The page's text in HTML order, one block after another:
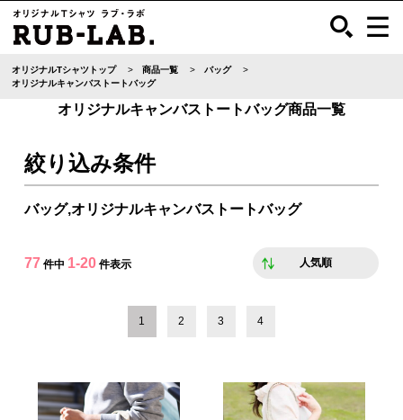
オリジナルTシャツトップ 商品一覧
バッグ
オリジナルキャンバストートバッグ
オリジナルキャンバストートバッグ商品一覧
絞り込み条件
バッグ,オリジナルキャンバストートバッグ
77 件中 1-20件表示 人気順
1 2 3 4